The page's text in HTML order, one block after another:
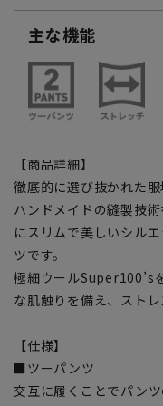
主な機能
【商品詳細】
徹底的に選び抜かれた
ハンドメイドの縫製技
にスリムで美しいシル
ツです。
極細ウールSuper100’s
な肌触りを備え、スト
【仕様】
■ツーパンツ
交互に履くことでパン